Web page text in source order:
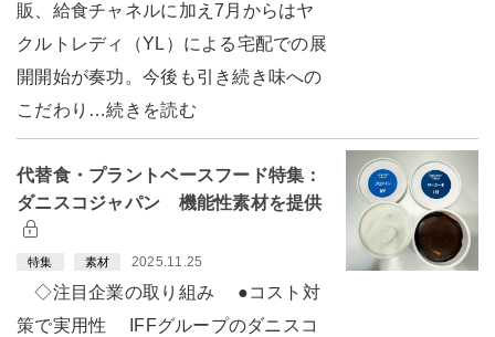
販、給食チャネルに加え7月からはヤ
クルトレディ（YL）による宅配での展
開開始が奏功。今後も引き続き味への
こだわり…続きを読む
代替食・プラントベースフード特集：
ダニスコジャパン 機能性素材を提供
特集 素材 2025.11.25
◇注目企業の取り組み ●コスト対
策で実用性 IFFグループのダニスコ